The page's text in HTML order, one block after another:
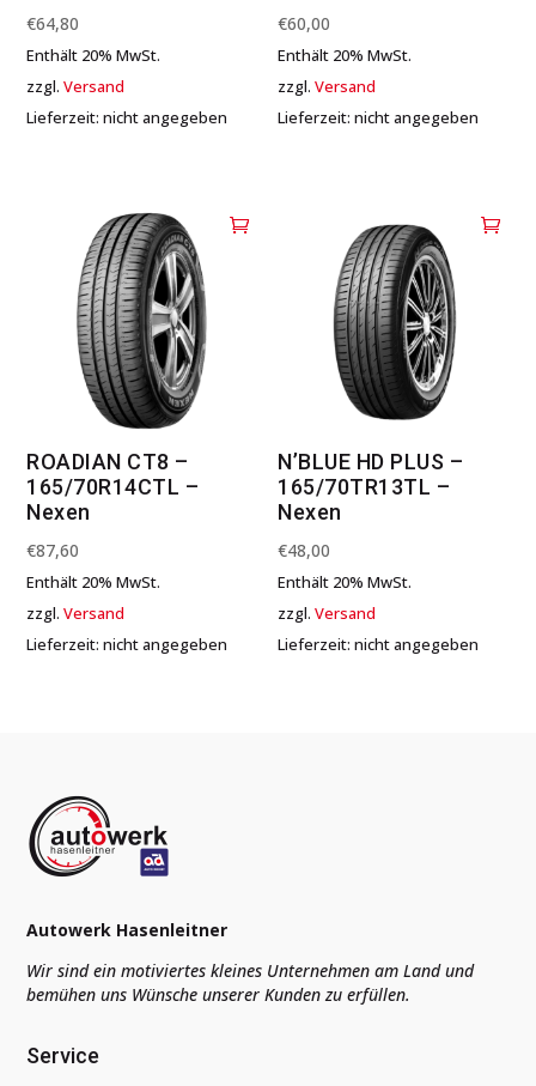
€64,80
Enthält 20% MwSt.
zzgl.Versand
Lieferzeit: nicht angegeben
€60,00
Enthält 20% MwSt.
zzgl.Versand
Lieferzeit: nicht angegeben
ROADIAN CT8 –
165/70R14CTL –
Nexen
€87,60
Enthält 20% MwSt.
zzgl.Versand
Lieferzeit: nicht angegeben
N’BLUE HD PLUS –
165/70TR13TL –
Nexen
€48,00
Enthält 20% MwSt.
zzgl.Versand
Lieferzeit: nicht angegeben
Autowerk Hasenleitner
Wir sind ein motiviertes kleines Unternehmen am Land und
bemühen uns Wünsche unserer Kunden zu erfüllen.
Service